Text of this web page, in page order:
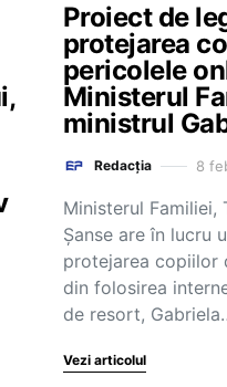
Proiect de
protejarea
pericolele
Ministerul
ministrul
Redacția 8
Ministerul
Şanse are în lucru
protejarea copiilor
din folosirea
de resort,
Vezi articolul